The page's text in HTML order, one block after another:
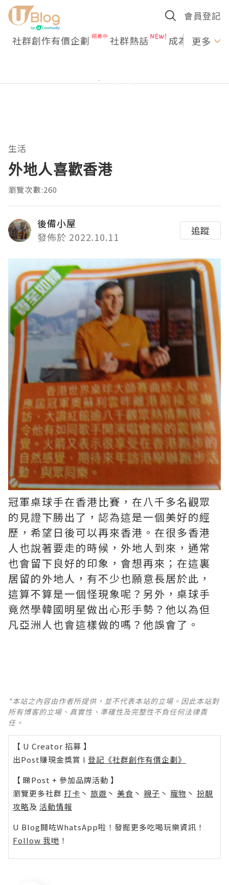
會員登記
社群創作有價企劃 社群熱話 成為U更多
生活
外地人喜歡香港
瀏覽次數:260
後備小屋
發佈於 2022.10.11
追蹤
冠軍桌球手在香港比賽，在八千多名觀眾
的見證下勝出了，認為這是一個美好的經
歷，希望日後可以再來香港。在很多香港
人也說著要走的時候，外地人到來，通常
也會留下良好的印象，會想再來；在這裏
居留的外地人，有不少也願意長居於此，
這算不算是一個怪現象呢？另外，桌球手
竟然學韓國明星做出心形手勢？他以為但
凡亞洲人也會這樣做的嗎？他誤會了。
*本站之內容由作者所提供，並不代表本站的立場。因此本站對
所有博客的立場、真實性、準確性及完整性不負任何法律責
任。
【 U Creator 招募 】
出Post賺現金獎賞 l 登記《社群創作有價企劃》
【 睇Post + 參加品牌活動 】
瀏覽更多社群 打卡 丶 旅遊 丶 美食 丶 親子 丶 寵物 丶 扮靚
攻略及 活動情報
U Blog開咗WhatsApp啦！發掘更多吃喝玩樂資訊！
Follow 我哋 ！